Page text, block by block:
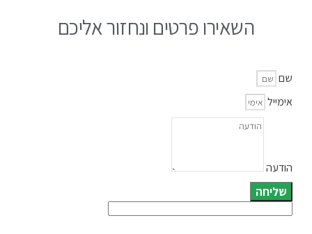
השאירו פרטים ונחזור אליכם
שם
אימייל
הודעה
שליחה